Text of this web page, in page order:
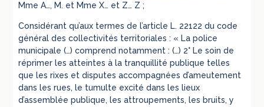
Mme A…, M. et Mme X… et Z… Z ;
Considérant qu’aux termes de l’article L. 22122 du code
général des collectivités territoriales : « La police
municipale (…) comprend notamment : (…) 2° Le soin de
réprimer les atteintes à la tranquillité publique telles
que les rixes et disputes accompagnées d’ameutement
dans les rues, le tumulte excité dans les lieux
d’assemblée publique, les attroupements, les bruits, y